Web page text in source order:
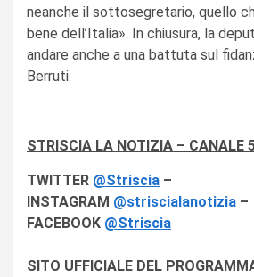
neanche il sottosegretario, quello
bene dell’Italia». In chiusura, la
andare anche a una battuta sul
Berruti.
STRISCIA LA NOTIZIA – CANALE
TWITTER @Striscia –
INSTAGRAM @striscialanotizia –
FACEBOOK @Striscia
SITO UFFICIALE DEL